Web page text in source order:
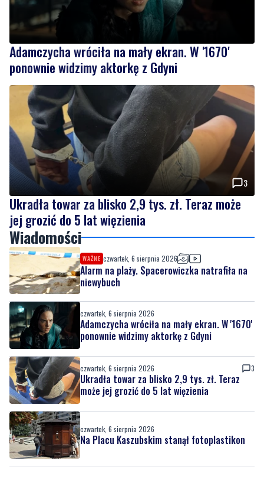
Adamczycha wróciła na mały ekran. W '1670'
ponownie widzimy aktorkę z Gdyni
Ukradła towar za blisko 2,9 tys. zł. Teraz może
jej grozić do 5 lat więzienia
Wiadomości
WAŻNE czwartek, 6 sierpnia 2026
Alarm na plaży. Spacerowiczka natrafiła na
niewybuch
czwartek, 6 sierpnia 2026
Adamczycha wróciła na mały ekran. W '1670'
ponownie widzimy aktorkę z Gdyni
czwartek, 6 sierpnia 2026 3
Ukradła towar za blisko 2,9 tys. zł. Teraz
czwartek, 6 sierpnia 2026
Na Placu Kaszubskim stanął fotoplastikon